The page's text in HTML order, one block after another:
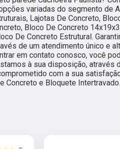
variadas do segmento de
Lajotas De Concreto,
Bloco De Concreto
De Concreto Estrutural.
de um atendimento único e
em contato conosco, você
à sua disposição, através
com a sua
Concreto e Bloquete